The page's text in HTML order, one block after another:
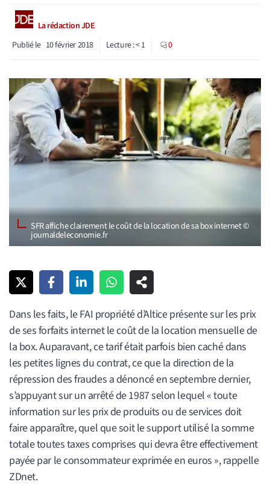
La rédaction JDE
Publié le 10 février 2018 Lecture :< 1 0
SFR affiche clairement le coût de la location de sa box internet ©
journaldeleconomie.fr
Dans les faits, le FAI propriété d’Altice présente sur les prix
de ses forfaits internet le coût de la location mensuelle de
la box. Auparavant, ce tarif était parfois bien caché dans
les petites lignes du contrat, ce que la direction de la
répression des fraudes a dénoncé en septembre dernier,
s’appuyant sur un arrêté de 1987 selon lequel « toute
information sur les prix de produits ou de services doit
faire apparaître, quel que soit le support utilisé la somme
totale toutes taxes comprises qui devra être effectivement
payée par le consommateur exprimée en euros », rappelle
ZDnet.